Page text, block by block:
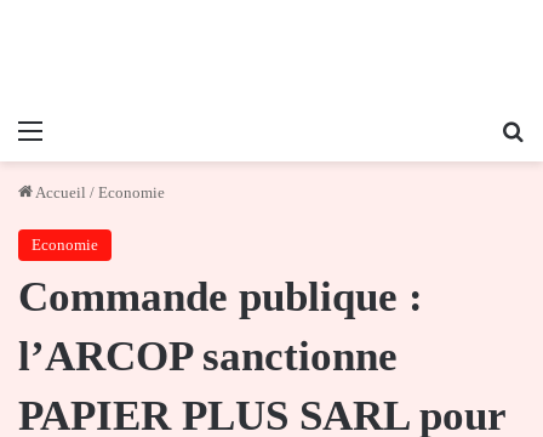
Menu
Accueil / Economie
Economie
Commande publique :
l’ARCOP sanctionne
PAPIER PLUS SARL pour